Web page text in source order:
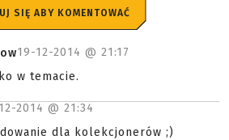
SIĘ ABY KOMENTOWAĆ
19-12-2014 @ 21:17
w temacie.
2014 @ 21:34
dla kolekcjonerów ;)